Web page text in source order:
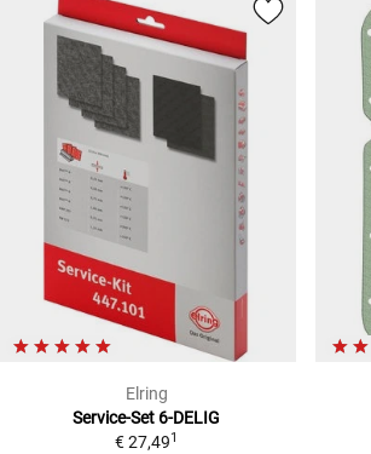
Elring
Service-Set 6-DELIG
€ 27,491